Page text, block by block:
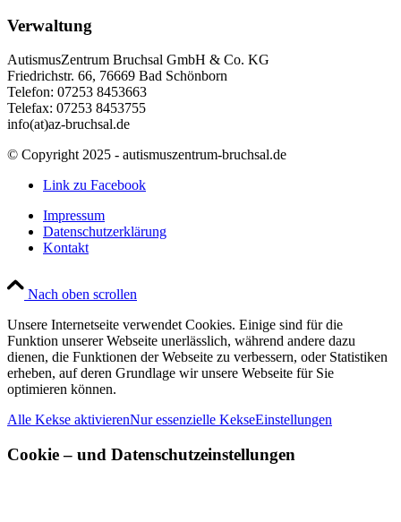
Verwaltung
AutismusZentrum Bruchsal GmbH & Co. KG
Friedrichstr. 66, 76669 Bad Schönborn
Telefon: 07253 8453663
Telefax: 07253 8453755
info(at)az-bruchsal.de
© Copyright 2025 - autismuszentrum-bruchsal.de
Link zu Facebook
Impressum
Datenschutzerklärung
Kontakt
Nach oben scrollen
Unsere Internetseite verwendet Cookies. Einige sind für die
Funktion unserer Webseite unerlässlich, während andere dazu
dienen, die Funktionen der Webseite zu verbessern, oder Statistiken
erheben, auf deren Grundlage wir unsere Webseite für Sie
optimieren können.
Alle Kekse aktivierenNur essenzielle KekseEinstellungen
Cookie – und Datenschutzeinstellungen